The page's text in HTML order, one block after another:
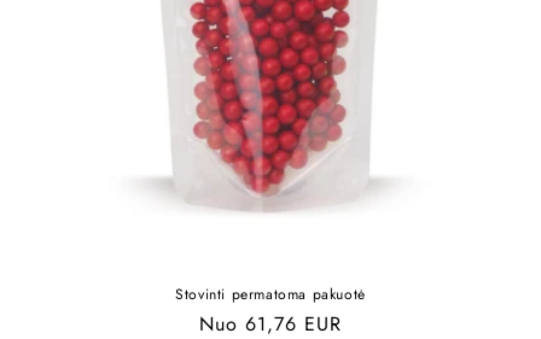
Stovinti permatoma pakuotė
Įprasta
Nuo 61,76 EUR